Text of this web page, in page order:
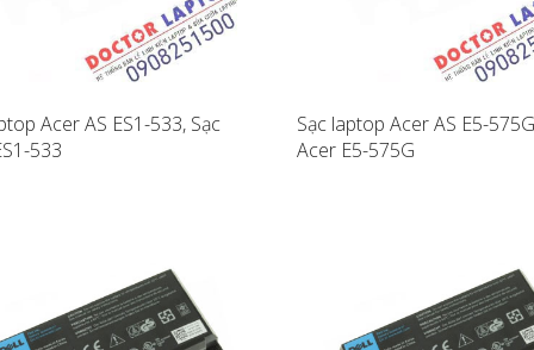
Acer AS ES1-533, Sạc
533
Sạc laptop Acer AS E5-
Acer E5-575G